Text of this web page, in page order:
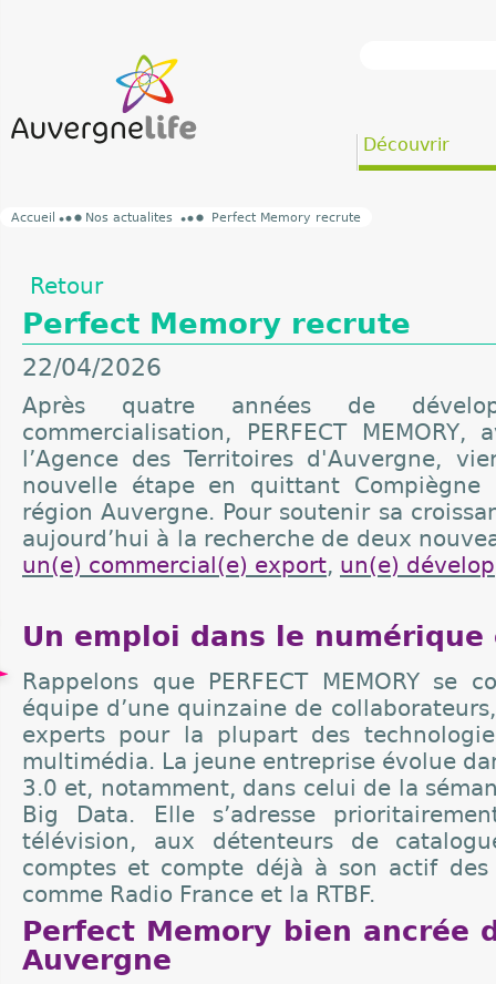
Découvrir
Accueil Nos actualites Perfect Memory recrute
Retour
Perfect Memory recrute
22/04/2026
Après quatre années de
commercialisation, PERFECT
l’Agence des Territoires d'Auvergne,
nouvelle étape en quittant Compiègne
région Auvergne. Pour soutenir sa
aujourd’hui à la recherche de deux
un(e) commercial(e) export, un(e)
Un emploi dans le numérique
Rappelons que PERFECT MEMORY se
équipe d’une quinzaine de
experts pour la plupart des
multimédia. La jeune entreprise évolue
3.0 et, notamment, dans celui de la
Big Data. Elle s’adresse
télévision, aux détenteurs de
comptes et compte déjà à son actif
comme Radio France et la RTBF.
Perfect Memory bien ancrée
Auvergne